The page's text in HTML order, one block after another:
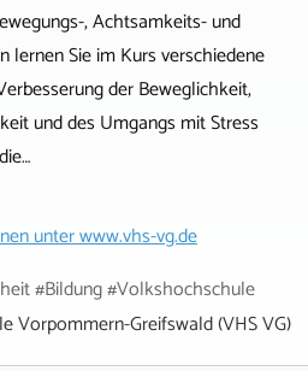
, Achtsamkeits- und
lernen Sie im Kurs verschiedene
der Beweglichkeit,
und des Umgangs mit Stress
unterwww.vhs-vg.de
#Bildung #Volkshochschule
Vorpommern-Greifswald (VHS VG)